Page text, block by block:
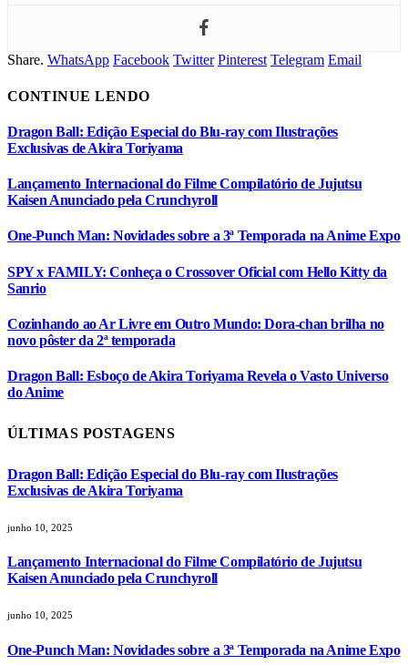
Share. WhatsApp Facebook Twitter Pinterest Telegram Email
CONTINUE LENDO
Dragon Ball: Edição Especial do Blu-ray com Ilustrações
Exclusivas de Akira Toriyama
Lançamento Internacional do Filme Compilatório de Jujutsu
Kaisen Anunciado pela Crunchyroll
One-Punch Man: Novidades sobre a 3ª Temporada na Anime Expo
SPY x FAMILY: Conheça o Crossover Oficial com Hello Kitty da
Sanrio
Cozinhando ao Ar Livre em Outro Mundo: Dora-chan brilha no
novo pôster da 2ª temporada
Dragon Ball: Esboço de Akira Toriyama Revela o Vasto Universo
do Anime
ÚLTIMAS POSTAGENS
Dragon Ball: Edição Especial do Blu-ray com Ilustrações
Exclusivas de Akira Toriyama
junho 10, 2025
Lançamento Internacional do Filme Compilatório de Jujutsu
Kaisen Anunciado pela Crunchyroll
junho 10, 2025
One-Punch Man: Novidades sobre a 3ª Temporada na Anime Expo